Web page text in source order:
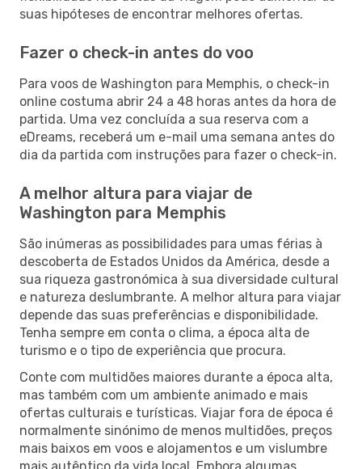
suas hipóteses de encontrar melhores ofertas.
Fazer o check-in antes do voo
Para voos de Washington para Memphis, o check-in
online costuma abrir 24 a 48 horas antes da hora de
partida. Uma vez concluída a sua reserva com a
eDreams, receberá um e-mail uma semana antes do
dia da partida com instruções para fazer o check-in.
A melhor altura para viajar de
Washington para Memphis
São inúmeras as possibilidades para umas férias à
descoberta de Estados Unidos da América, desde a
sua riqueza gastronómica à sua diversidade cultural
e natureza deslumbrante. A melhor altura para viajar
depende das suas preferências e disponibilidade.
Tenha sempre em conta o clima, a época alta de
turismo e o tipo de experiência que procura.
Conte com multidões maiores durante a época alta,
mas também com um ambiente animado e mais
ofertas culturais e turísticas. Viajar fora de época é
normalmente sinónimo de menos multidões, preços
mais baixos em voos e alojamentos e um vislumbre